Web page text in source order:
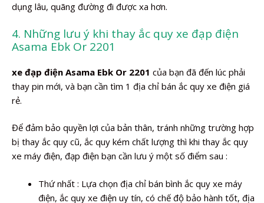
dụng lâu, quãng đường đi được xa hơn.
4. Những lưu ý khi thay ắc quy xe đạp điện
Asama Ebk Or 2201
xe đạp điện Asama Ebk Or 2201 của bạn đã đến lúc phải
thay pin mới, và bạn cần tìm 1 địa chỉ bán ắc quy xe điện giá
rẻ.
Để đảm bảo quyền lợi của bản thân, tránh những trường hợp
bị thay ắc quy cũ, ắc quy kém chất lượng thì khi thay ắc quy
xe máy điện, đạp điện bạn cần lưu ý một số điểm sau :
Thứ nhất : Lựa chọn địa chỉ bán bình ắc quy xe máy
điện, ắc quy xe điện uy tín, có chế độ bảo hành tốt, địa